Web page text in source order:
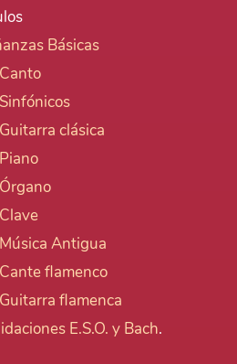
Básicas
clásica
Antigua
flamenco
flamenca
E.S.O. y Bach.